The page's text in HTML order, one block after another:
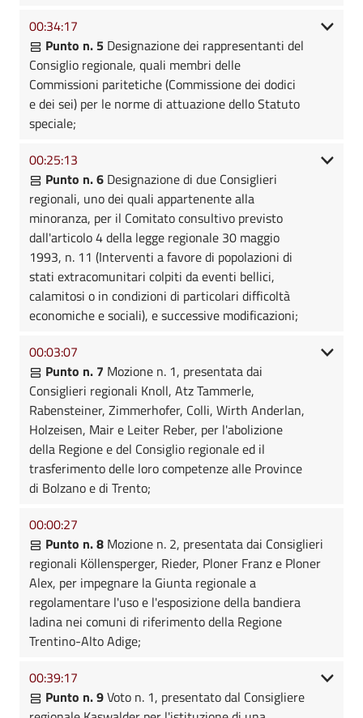
00:34:17
Punto n. 5 Designazione dei rappresentanti del
Consiglio regionale, quali membri delle
Commissioni paritetiche (Commissione dei dodici
e dei sei) per le norme di attuazione dello Statuto
speciale;
00:25:13
Punto n. 6 Designazione di due Consiglieri
regionali, uno dei quali appartenente alla
minoranza, per il Comitato consultivo previsto
dall'articolo 4 della legge regionale 30 maggio
1993, n. 11 (Interventi a favore di popolazioni di
stati extracomunitari colpiti da eventi bellici,
calamitosi o in condizioni di particolari difficoltà
economiche e sociali), e successive modificazioni;
00:03:07
Punto n. 7 Mozione n. 1, presentata dai
Consiglieri regionali Knoll, Atz Tammerle,
Rabensteiner, Zimmerhofer, Colli, Wirth Anderlan,
Holzeisen, Mair e Leiter Reber, per l'abolizione
della Regione e del Consiglio regionale ed il
trasferimento delle loro competenze alle Province
di Bolzano e di Trento;
00:00:27
Punto n. 8 Mozione n. 2, presentata dai Consiglieri
regionali Köllensperger, Rieder, Ploner Franz e Ploner
Alex, per impegnare la Giunta regionale a
regolamentare l'uso e l'esposizione della bandiera
ladina nei comuni di riferimento della Regione
Trentino-Alto Adige;
00:39:17
Punto n. 9Voto n. 1, presentato dal Consigliere